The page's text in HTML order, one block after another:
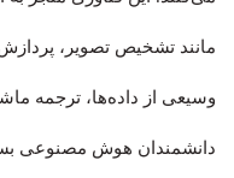
مانند تشخیص تصویر،
وسیعی از داده‌ها، ترجمه
دانشمندان هوش مصنوعی